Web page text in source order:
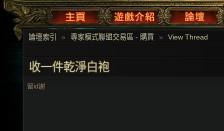
論壇索引 » 專家模式聯盟交易區 - 購買 » View Thread
收一件乾淨白袍
留id謝